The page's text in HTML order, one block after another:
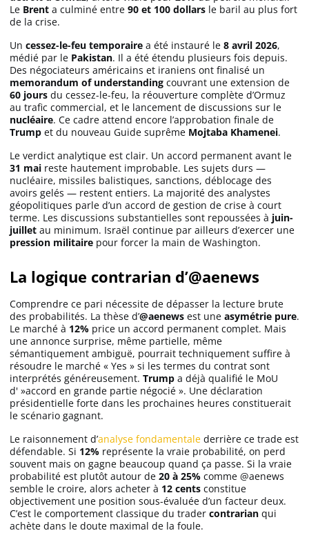
Le Brent a culminé entre 90 et 100 dollars le baril au plus fort
de la crise.
Un cessez-le-feu temporaire a été instauré le 8 avril 2026,
médié par le Pakistan. Il a été étendu plusieurs fois depuis.
Des négociateurs américains et iraniens ont finalisé un
memorandum of understanding couvrant une extension de
60 jours du cessez-le-feu, la réouverture complète d’Ormuz
au trafic commercial, et le lancement de discussions sur le
nucléaire. Ce cadre attend encore l’approbation finale de
Trump et du nouveau Guide suprême Mojtaba Khamenei.
Le verdict analytique est clair. Un accord permanent avant le
31 mai reste hautement improbable. Les sujets durs —
nucléaire, missiles balistiques, sanctions, déblocage des
avoirs gelés — restent entiers. La majorité des analystes
géopolitiques parle d’un accord de gestion de crise à court
terme. Les discussions substantielles sont repoussées à juin-
juillet au minimum. Israël continue par ailleurs d’exercer une
pression militaire pour forcer la main de Washington.
La logique contrarian d’@aenews
Comprendre ce pari nécessite de dépasser la lecture brute
des probabilités. La thèse d’@aenews est une asymétrie pure.
Le marché à 12% price un accord permanent complet. Mais
une annonce surprise, même partielle, même
sémantiquement ambiguë, pourrait techniquement suffire à
résoudre le marché « Yes » si les termes du contrat sont
interprétés généreusement. Trump a déjà qualifié le MoU
d' »accord en grande partie négocié ». Une déclaration
présidentielle forte dans les prochaines heures constituerait
le scénario gagnant.
Le raisonnement d’analyse fondamentale derrière ce trade est
défendable. Si 12% représente la vraie probabilité, on perd
souvent mais on gagne beaucoup quand ça passe. Si la vraie
probabilité est plutôt autour de 20 à 25% comme @aenews
semble le croire, alors acheter à 12 cents constitue
objectivement une position sous-évaluée d’un facteur deux.
C’est le comportement classique du trader contrarian qui
achète dans le doute maximal de la foule.